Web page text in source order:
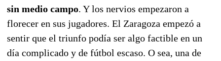
sin medio campo. Y los nervios empezaron a
florecer en sus jugadores. El Zaragoza empezó a
sentir que el triunfo podía ser algo factible en un
día complicado y de fútbol escaso. O sea, una de